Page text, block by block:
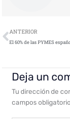
Ant
ANTERIOR
Deja un
Tu dirección de
campos